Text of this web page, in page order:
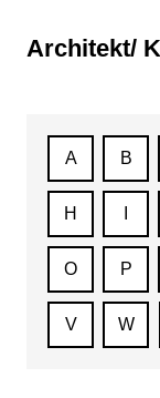
Architekt/
A B
H
O P
V W